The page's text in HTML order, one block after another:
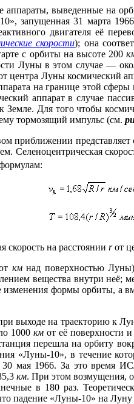
аппараты, выведенные на
запущенная 31 марта
двигателя её
скорости); она
с орбиты на высоте 200
Луны в этом случае —
центра Луны космический
на границе этой
аппарат в случае
Земле. Для того чтобы
тормозящий импульс (см.
приближении
Селеноцентрическая
скорость на расстоянии rот
кмнад поверхностью
вещества внутри
формы орбиты, а
выходе на траекторию к
1000 кмот её поверхности и
перешла на орбиту
«Луны-10», в течение
мая 1966. За это время
км. При этом возмущения,
в 180 раз.
падение «Луны-10» на